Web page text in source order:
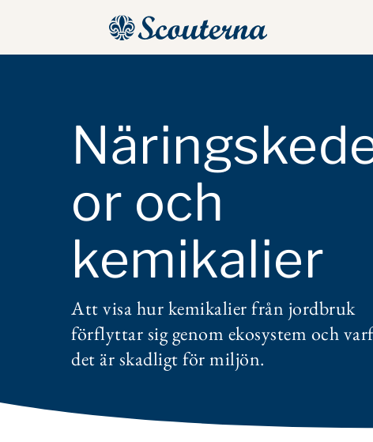
or och
kemikalier
Att visa hur kemikalier från jordbruk
förflyttar sig genom ekosystem och
det är skadligt för miljön.